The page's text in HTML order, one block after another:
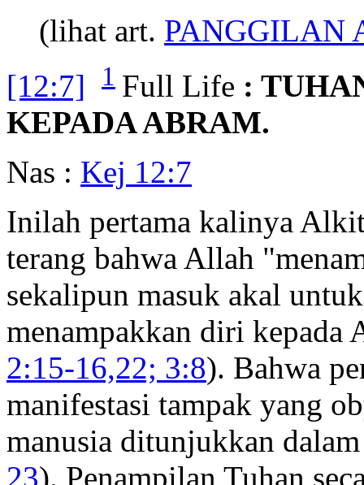
(lihat art. PANGGILAN
[12:7]
1 Full Life :
KEPADA ABRAM.
Nas : Kej 12:7
Inilah pertama kalinya
terang bahwa Allah
sekalipun masuk akal
menampakkan diri
2:15-16,22; 3:8). Bahwa
manifestasi tampak yang
manusia ditunjukkan
23). Penampilan Tuhan